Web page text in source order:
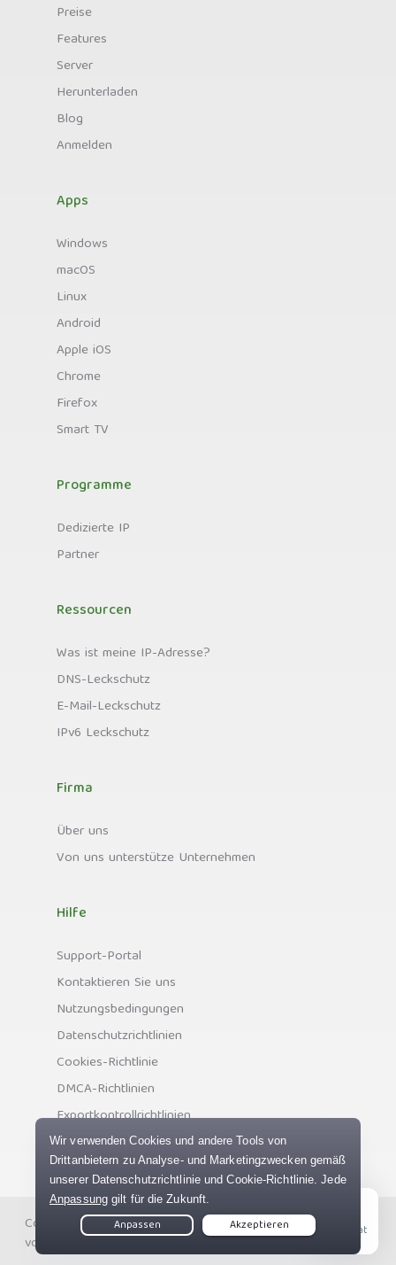
Preise
Features
Server
Herunterladen
Blog
Anmelden
Apps
Windows
macOS
Linux
Android
Apple iOS
Chrome
Firefox
Smart TV
Programme
Dedizierte IP
Partner
Ressourcen
Was ist meine IP-Adresse?
DNS-Leckschutz
E-Mail-Leckschutz
IPv6 Leckschutz
Firma
Über uns
Von uns unterstütze Unternehmen
Hilfe
Support-Portal
Kontaktieren Sie uns
Nutzungsbedingungen
Datenschutzrichtlinien
Cookies-Richtlinie
DMCA-Richtlinien
Exportkontrollrichtlinien
Copyright © Private Internet Access, Inc. Alle Rechte
vorbehalten.
Live Chat